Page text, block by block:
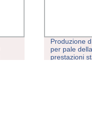
Produzione
per pale
prestazioni